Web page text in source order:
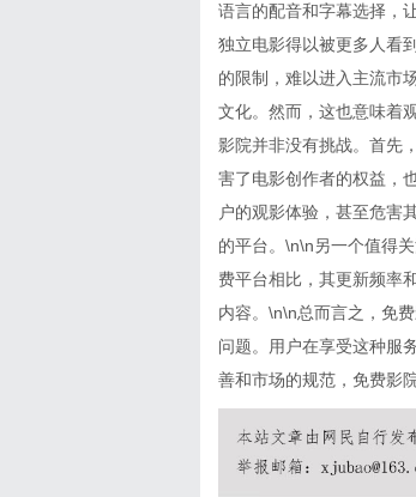
语言的配音和字幕选择，
独立电影得以被更多人看
的限制，难以进入主流市
文化。然而，这也意味着
影院并非没有挑战。首先
害了电影创作者的权益，
户的观影体验，甚至危害
的平台。\n\n另一个值得
费平台相比，其更新频率
内容。\n\n总而言之，免
问题。用户在享受这种服
善和市场的规范，免费影